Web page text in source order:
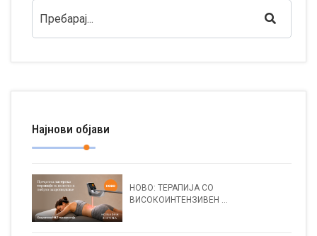
Најнови објави
НОВО: ТЕРАПИЈА СО
ВИСОКОИНТЕНЗИВЕН ...